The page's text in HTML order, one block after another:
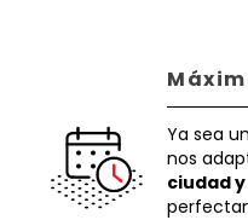
Ya sea
nos
ciudad